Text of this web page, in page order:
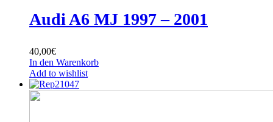
Audi A6 MJ 1997 – 2001
40,00€
In den Warenkorb
Add to wishlist